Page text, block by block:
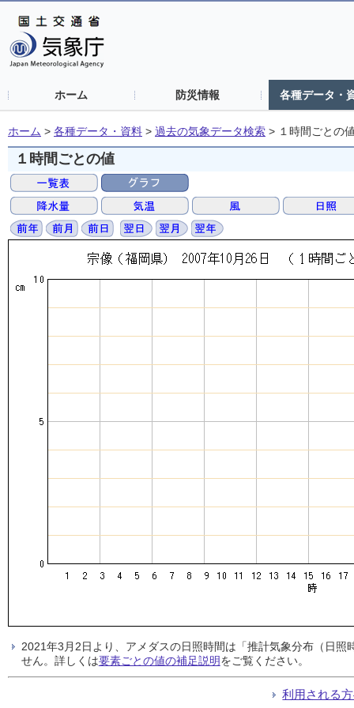
ホーム 防災情報 各種データ・
ホーム > 各種データ・資料 > 過去の気象データ検索 > １時間ごとの
１時間ごとの値
2021年3月2日より、アメダスの日照時間は「推計気象分布（日
せん。詳しくは要素ごとの値の補足説明をご覧ください。
利用される